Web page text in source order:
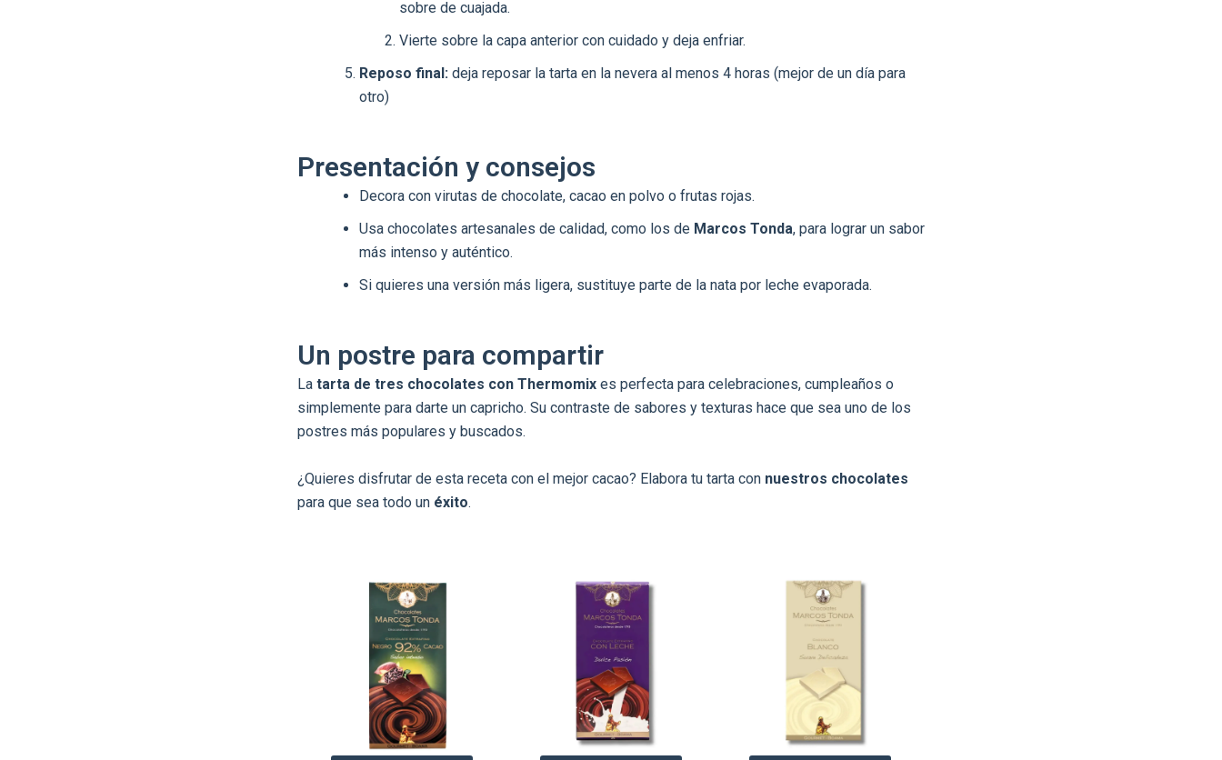
sobre de cuajada.
Vierte sobre la capa anterior con cuidado y deja enfriar.
Reposo final: deja reposar la tarta en la nevera al menos 4 horas (mejor de un día para
otro)
Presentación y consejos
Decora con virutas de chocolate, cacao en polvo o frutas rojas.
Usa chocolates artesanales de calidad, como los de Marcos Tonda, para lograr un sabor
más intenso y auténtico.
Si quieres una versión más ligera, sustituye parte de la nata por leche evaporada.
Un postre para compartir
La tarta de tres chocolates con Thermomix es perfecta para celebraciones, cumpleaños o
simplemente para darte un capricho. Su contraste de sabores y texturas hace que sea uno de los
postres más populares y buscados.
¿Quieres disfrutar de esta receta con el mejor cacao? Elabora tu tarta con nuestros chocolates
para que sea todo un éxito.